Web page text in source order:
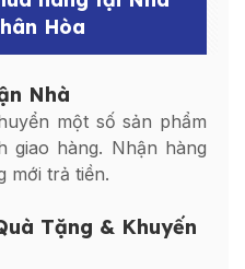
Hòa
Nhà
một số sản phẩm
giao hàng. Nhận hàng
mới trả tiền.
Tặng & Khuyến